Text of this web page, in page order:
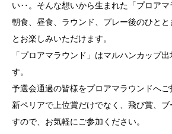
い‥。そんな想いから生まれた「プロアマ
朝食、昼食、ラウンド、プレー後のひと
とお楽しみいただけます。
「プロアマラウンド」はマルハンカップ
す。
予選会通過の皆様をプロアマラウンドへご
新ペリアで上位賞だけでなく、飛び賞、
すので、お気軽にご参加ください。